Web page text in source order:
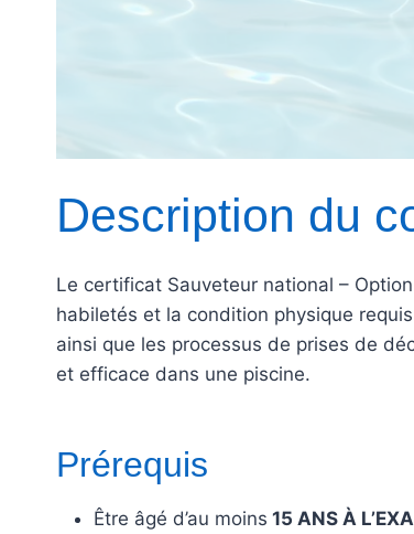
Description du
Le certificat Sauveteur national –
habiletés et la condition physique
ainsi que les processus de prises de
et efficace dans une piscine.
Prérequis
Être âgé d’au moins 15 ANS À